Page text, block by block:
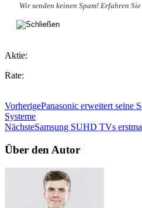
Wir senden keinen Spam! Erfahren
Aktie:
Rate:
VorherigePanasonic erweitert seine
Systeme
NächsteSamsung SUHD TVs
Über den Autor